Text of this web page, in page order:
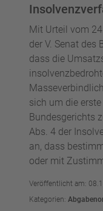
Mit Urteil vom
der V. Senat des
dass die
sich um die
Bundesgerichts
Abs. 4 der
an, dass
oder mit
Veröffentlicht am:
Kategorien: